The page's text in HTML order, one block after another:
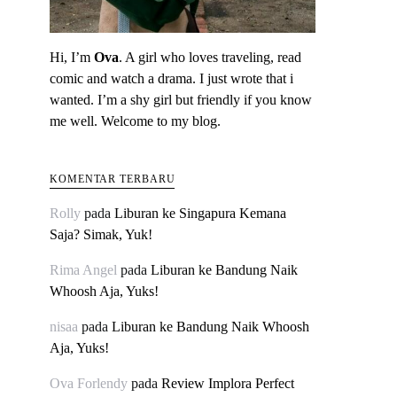
Hi, I’m Ova. A girl who loves traveling, read
comic and watch a drama. I just wrote that i
wanted. I’m a shy girl but friendly if you know
me well. Welcome to my blog.
KOMENTAR TERBARU
Rolly pada Liburan ke Singapura Kemana
Saja? Simak, Yuk!
Rima Angel pada Liburan ke Bandung Naik
Whoosh Aja, Yuks!
nisaa pada Liburan ke Bandung Naik Whoosh
Aja, Yuks!
Ova Forlendy pada Review Implora Perfect